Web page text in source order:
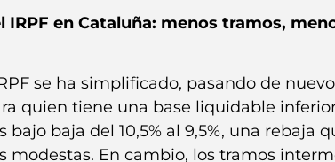
IRPF en Cataluña: menos tramos,
se ha simplificado, pasando de
quien tiene una base liquidable inferior
baja del 10,5% al 9,5%, una rebaja
En cambio, los tramos